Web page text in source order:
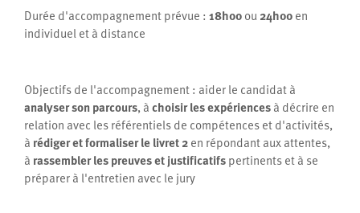
Durée d'accompagnement prévue : 18h00ou24h00en
individuel et à distance
Objectifs de l'accompagnement : aider le candidat à
analyser son parcours, àchoisir les expériencesà décrire en
relation avec les référentiels de compétences et d'activités,
à rédiger et formaliser le livret 2en répondant aux attentes,
à rassembler les preuves et justificatifspertinents et à se
préparer à l'entretien avec le jury